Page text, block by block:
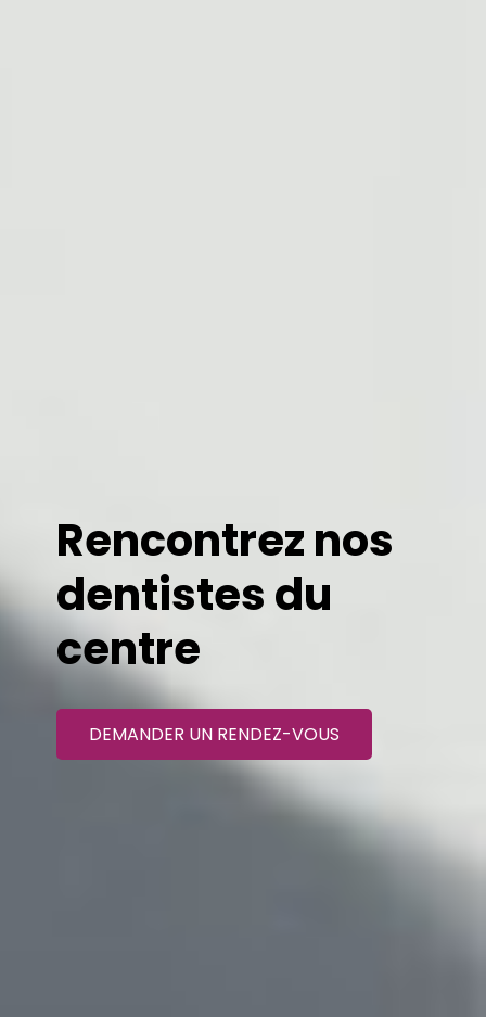
Rencontrez nos
dentistes du
centre
DEMANDER UN RENDEZ-VOUS